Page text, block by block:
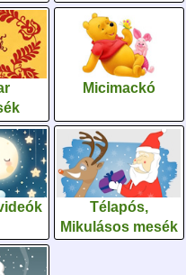
Micimackó
Télapós,
Mikulásos mesék